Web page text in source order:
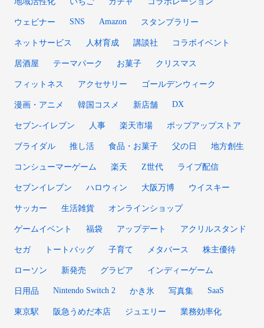
ウェビナー SNS Amazon スタンプラリー
ネットサービス 人材育成 講談社 コラボイベント
居酒屋 テーマパーク お菓子 クリスマス
フィットネス アクセサリー ゴールデンウィーク
漫画・アニメ 韓国コスメ 新店舗 DX
セブン‐イレブン 人事 楽天市場 ポップアップストア
ブライダル 推し活 食品・お菓子 父の日 地方創生
コンシューマーゲーム 楽天 Z世代 ライブ配信
セブンイレブン ハロウィン 大阪万博 ウイスキー
サッカー 生活雑貨 オンラインショップ
ゲームイベント 福袋 アップデート アクリルスタンド
セガ トートバッグ 子育て メタバース 株主優待
ローソン 新発売 グラビア インディーゲーム
日用品 Nintendo Switch 2 かき氷 写真集 SaaS
東京駅 阪急うめだ本店 ジュエリー 業務効率化